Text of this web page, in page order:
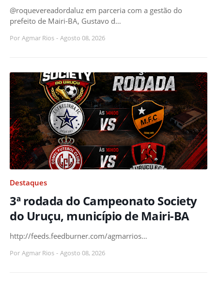
@roquevereadordaluz em parceria com a gestão do
prefeito de Mairi-BA, Gustavo d…
Por Agmar Rios - Agosto 08, 2026
Destaques
3ª rodada do Campeonato Society
do Uruçu, município de Mairi-BA
http://feeds.feedburner.com/agmarrios…
Por Agmar Rios - Agosto 08, 2026